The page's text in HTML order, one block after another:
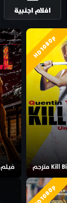
افلام اجنبية
HD 1080p
فيلم Kill Bill Vol. 1 2003 مترجم
HD 1080p